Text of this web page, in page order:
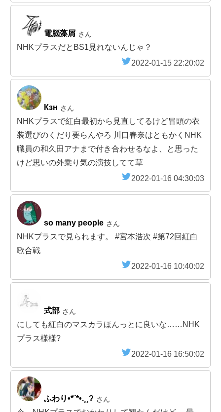
電脳藻屑 さん
NHKプラスだとBS1見れないんじゃ？
2022-01-15 22:20:02
Кзн さん
NHKプラスで紅白最初から見直してるけど冒頭の衣
装選びのくだり要らんやろ 川口春奈はともかくNHK
職員の和久田アナまで付き合わせるなよ、と思った
けど思いの外乗り気の演技してて草
2022-01-16 04:30:03
so many people さん
NHKプラスで見られます。 #宮本浩次 #第72回紅白
歌合戦
2022-01-16 10:40:02
式部 さん
にしても紅白のマスカラほんっとに良いな……NHK
プラス様様?
2022-01-16 16:50:02
ふわり•*¨*•.¸¸? さん